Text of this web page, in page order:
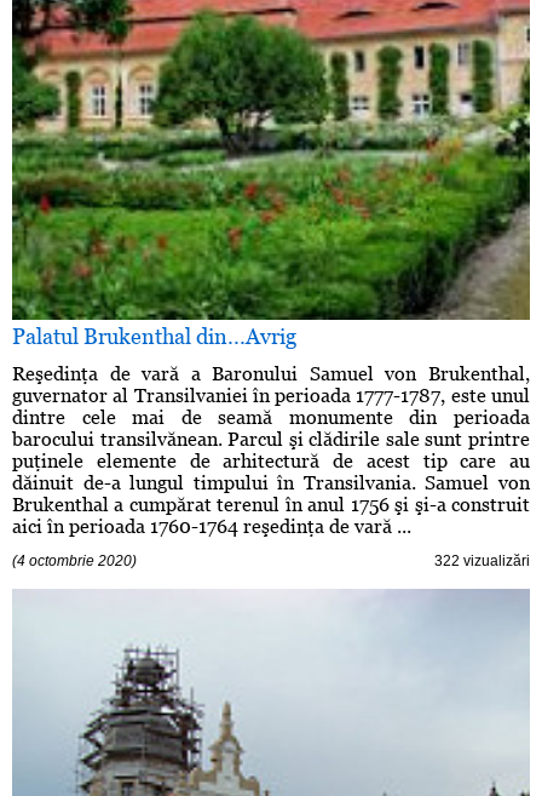
Palatul Brukenthal din...Avrig
Reşedinţa de vară a Baronului Samuel von Brukenthal,
guvernator al Transilvaniei în perioada 1777-1787, este unul
dintre cele mai de seamă monumente din perioada
barocului transilvănean. Parcul şi clădirile sale sunt printre
puţinele elemente de arhitectură de acest tip care au
dăinuit de-a lungul timpului în Transilvania. Samuel von
Brukenthal a cumpărat terenul în anul 1756 şi şi-a construit
aici în perioada 1760-1764 reşedinţa de vară ...
(4 octombrie 2020) 322 vizualizări